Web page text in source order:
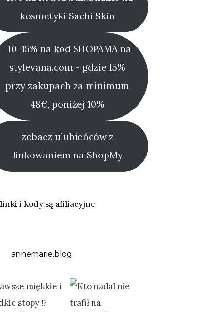
kosmetyki Sachi Skin
-10-15% na kod SHOPAMA na
stylevana.com - gdzie 15%
przy zakupach za minimum
48€, poniżej 10%
zobacz ulubieńców z
linkowaniem na ShopMy
i kody są afiliacyjne
annemarie.blog